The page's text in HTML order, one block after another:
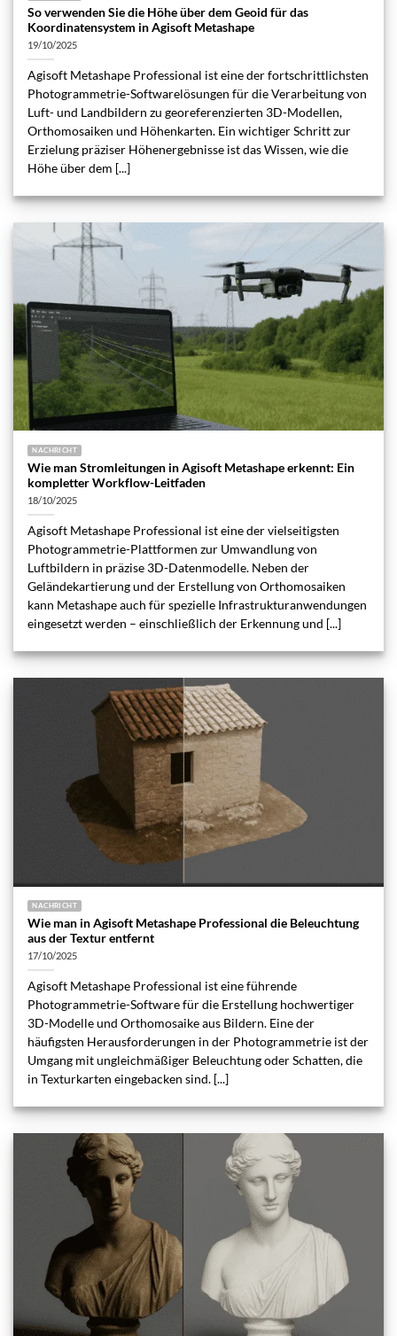
So verwenden Sie die Höhe über dem Geoid für das
Koordinatensystem in Agisoft Metashape
19/10/2025
Agisoft Metashape Professional ist eine der fortschrittlichsten
Photogrammetrie-Softwarelösungen für die Verarbeitung von
Luft- und Landbildern zu georeferenzierten 3D-Modellen,
Orthomosaiken und Höhenkarten. Ein wichtiger Schritt zur
Erzielung präziser Höhenergebnisse ist das Wissen, wie die
Höhe über dem [...]
NACHRICHT
Wie man Stromleitungen in Agisoft Metashape erkennt: Ein
kompletter Workflow-Leitfaden
18/10/2025
Agisoft Metashape Professional ist eine der vielseitigsten
Photogrammetrie-Plattformen zur Umwandlung von
Luftbildern in präzise 3D-Datenmodelle. Neben der
Geländekartierung und der Erstellung von Orthomosaiken
kann Metashape auch für spezielle Infrastrukturanwendungen
eingesetzt werden – einschließlich der Erkennung und [...]
NACHRICHT
Wie man in Agisoft Metashape Professional die Beleuchtung
aus der Textur entfernt
17/10/2025
Agisoft Metashape Professional ist eine führende
Photogrammetrie-Software für die Erstellung hochwertiger
3D-Modelle und Orthomosaike aus Bildern. Eine der
häufigsten Herausforderungen in der Photogrammetrie ist der
Umgang mit ungleichmäßiger Beleuchtung oder Schatten, die
in Texturkarten eingebacken sind. [...]